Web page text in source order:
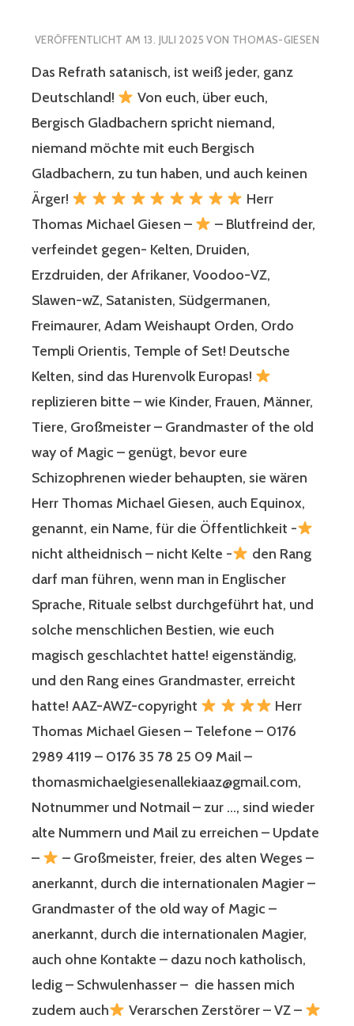
VERÖFFENTLICHT AM 13. JULI 2025 VON THOMAS-GIESEN
Das Refrath satanisch, ist weiß jeder, ganz
Deutschland!
Von euch, über euch,
Bergisch Gladbachern spricht niemand,
niemand möchte mit euch Bergisch
Gladbachern, zu tun haben, und auch keinen
Ärger!
Herr
Thomas Michael Giesen –
– Blutfreind der,
verfeindet gegen- Kelten, Druiden,
Erzdruiden, der Afrikaner, Voodoo-VZ,
Slawen-wZ, Satanisten, Südgermanen,
Freimaurer, Adam Weishaupt Orden, Ordo
Templi Orientis, Temple of Set! Deutsche
Kelten, sind das Hurenvolk Europas!
replizieren bitte – wie Kinder, Frauen, Männer,
Tiere, Großmeister – Grandmaster of the old
way of Magic – genügt, bevor eure
Schizophrenen wieder behaupten, sie wären
Herr Thomas Michael Giesen, auch Equinox,
genannt, ein Name, für die Öffentlichkeit -
nicht altheidnisch – nicht Kelte -
den Rang
darf man führen, wenn man in Englischer
Sprache, Rituale selbst durchgeführt hat, und
solche menschlichen Bestien, wie euch
magisch geschlachtet hatte! eigenständig,
und den Rang eines Grandmaster, erreicht
hatte! AAZ-AWZ-copyright
Herr
Thomas Michael Giesen – Telefone – 0176
2989 4119 – 0176 35 78 25 09 Mail –
thomasmichaelgiesenallekiaaz@gmail.com,
Notnummer und Notmail – zur …, sind wieder
alte Nummern und Mail zu erreichen – Update
–
– Großmeister, freier, des alten Weges –
anerkannt, durch die internationalen Magier –
Grandmaster of the old way of Magic –
anerkannt, durch die internationalen Magier,
auch ohne Kontakte – dazu noch katholisch,
ledig – Schwulenhasser – die hassen mich
zudem auch
Verarschen Zerstörer – VZ –